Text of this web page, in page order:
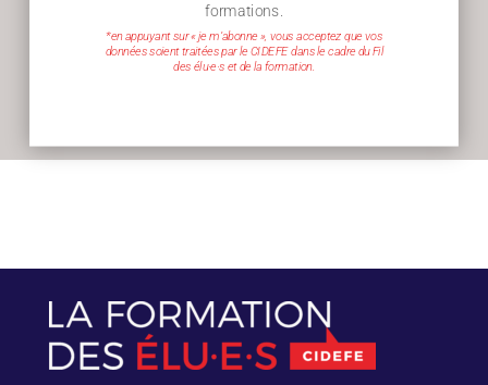
formations.
*en appuyant sur « je m’abonne », vous acceptez que vos
données soient traitées par le CIDEFE dans le cadre du Fil
des élu·e·s et de la formation.